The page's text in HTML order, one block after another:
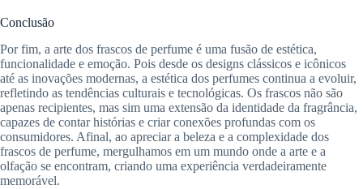
Conclusão
Por fim, a arte dos frascos de perfume é uma fusão de estética,
funcionalidade e emoção. Pois desde os designs clássicos e icônicos
até as inovações modernas, a estética dos perfumes continua a evoluir,
refletindo as tendências culturais e tecnológicas. Os frascos não são
apenas recipientes, mas sim uma extensão da identidade da fragrância,
capazes de contar histórias e criar conexões profundas com os
consumidores. Afinal, ao apreciar a beleza e a complexidade dos
frascos de perfume, mergulhamos em um mundo onde a arte e a
olfação se encontram, criando uma experiência verdadeiramente
memorável.